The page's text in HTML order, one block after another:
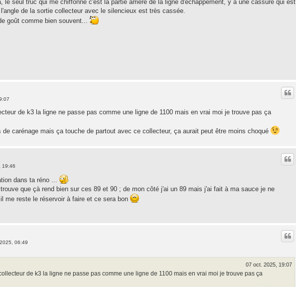
le seul truc qui me chiffonne c'est la partie arrière de la ligne d'échappement, y a une cassure qui est
de la sortie collecteur avec le silencieux est très cassée.
goût comme bien souvent...
de k3 la ligne ne passe pas comme une ligne de 1100 mais en vrai moi je trouve pas ça
carénage mais ça touche de partout avec ce collecteur, ça aurait peut être moins choqué
19:46
dans ta réno ...
que çà rend bien sur ces 89 et 90 ; de mon côté j'ai un 89 mais j'ai fait à ma sauce je ne
me reste le réservoir à faire et ce sera bon
06:49
07 oct. 2025, 19:07
de k3 la ligne ne passe pas comme une ligne de 1100 mais en vrai moi je trouve pas ça